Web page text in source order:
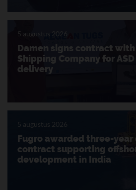
5 augustus 2026
Damen signs contract with
Shipping Company for ASD
delivery
5 augustus 2026
Fugro awarded three-year
contract supporting
development in India